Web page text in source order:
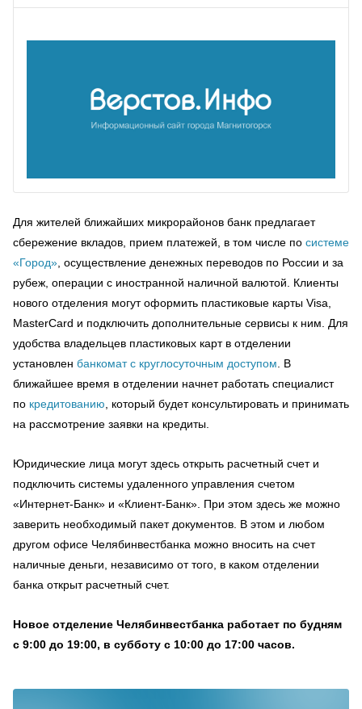
Для жителей ближайших микрорайонов банк предлагает
сбережение вкладов, прием платежей, в том числе по системе
«Город» , осуществление денежных переводов по России и за
рубеж, операции с иностранной наличной валютой. Клиенты
нового отделения могут оформить пластиковые карты Visa,
MasterCard и подключить дополнительные сервисы к ним. Для
удобства владельцев пластиковых карт в отделении
установлен банкомат с круглосуточным доступом . В
ближайшее время в отделении начнет работать специалист
по кредитованию , который будет консультировать и принимать
на рассмотрение заявки на кредиты.
Юридические лица могут здесь открыть расчетный счет и
подключить системы удаленного управления счетом
«Интернет-Банк» и «Клиент-Банк». При этом здесь же можно
заверить необходимый пакет документов. В этом и любом
другом офисе Челябинвестбанка можно вносить на счет
наличные деньги, независимо от того, в каком отделении
банка открыт расчетный счет.
Новое отделение Челябинвестбанка работает по будням
с 9:00 до 19:00, в субботу с 10:00 до 17:00 часов.